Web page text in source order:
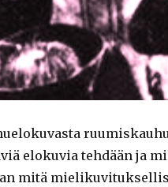
elokuvia tehdään ja
mitä